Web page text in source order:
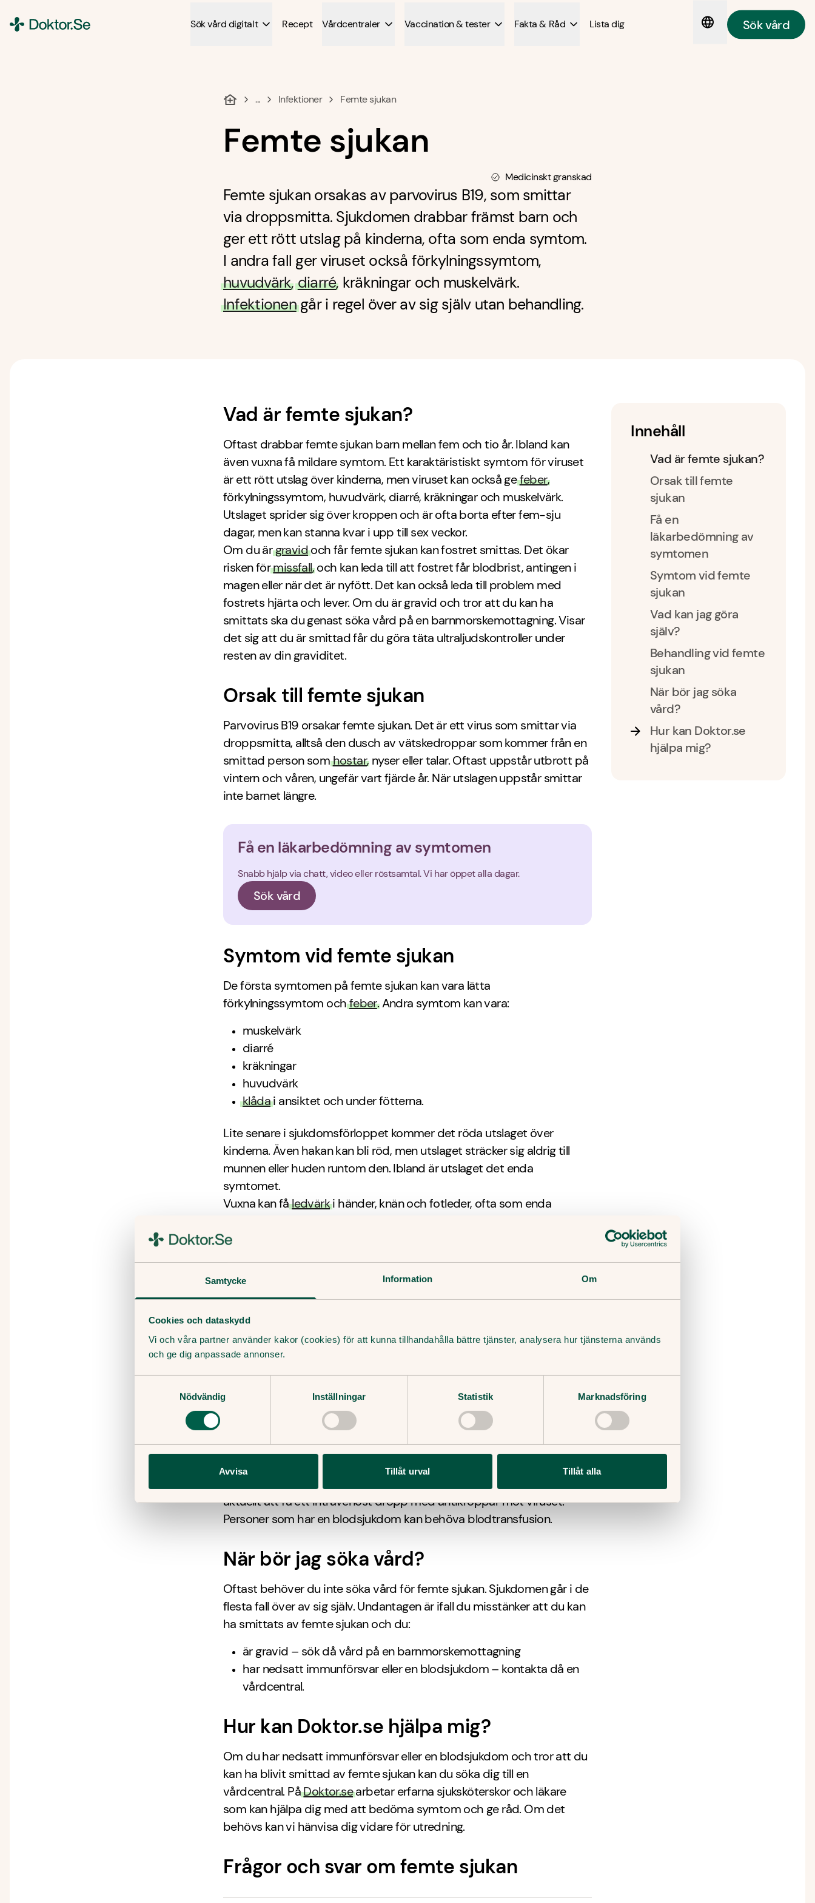
Samtycke Information Om
Cookies och dataskydd
Vi och våra partner använder kakor (cookies) för att kunna tillhandahålla bättre tjänster, analysera hur tjänsterna används
och ge dig anpassade annonser.
Nödvändig
Inställningar Statistik Marknadsföring
Avvisa Tillåt urval Tillåt alla
Sök vård digitalt Recept Vårdcentraler Vaccination & tester Fakta & Råd Lista dig Sök vård
... Infektioner Femte sjukan
Femte sjukan
Medicinskt granskad
Femte sjukan orsakas av parvovirus B19, som smittar
via droppsmitta. Sjukdomen drabbar främst barn och
ger ett rött utslag på kinderna, ofta som enda symtom.
I andra fall ger viruset också förkylningssymtom,
huvudvärk,diarré, kräkningar och muskelvärk.
Infektionengår i regel över av sig själv utan behandling.
Vad är femte sjukan?
Oftast drabbar femte sjukan barn mellan fem och tio år. Ibland kan
även vuxna få mildare symtom. Ett karaktäristiskt symtom för viruset
är ett rött utslag över kinderna, men viruset kan också gefeber,
förkylningssymtom, huvudvärk, diarré, kräkningar och muskelvärk.
Utslaget sprider sig över kroppen och är ofta borta efter fem-sju
dagar, men kan stanna kvar i upp till sex veckor.
Om du ärgravidoch får femte sjukan kan fostret smittas. Det ökar
risken förmissfall, och kan leda till att fostret får blodbrist, antingen i
magen eller när det är nyfött. Det kan också leda till problem med
fostrets hjärta och lever. Om du är gravid och tror att du kan ha
smittats ska du genast söka vård på en barnmorskemottagning. Visar
det sig att du är smittad får du göra täta ultraljudskontroller under
resten av din graviditet.
Orsak till femte sjukan
Parvovirus B19 orsakar femte sjukan. Det är ett virus som smittar via
droppsmitta, alltså den dusch av vätskedroppar som kommer från en
smittad person somhostar, nyser eller talar. Oftast uppstår utbrott på
vintern och våren, ungefär vart fjärde år. När utslagen uppstår smittar
inte barnet längre.
Få en läkarbedömning av symtomen
Snabb hjälp via chatt, video eller röstsamtal. Vi har öppet alla dagar.
Sök vård
Symtom vid femte sjukan
De första symtomen på femte sjukan kan vara lätta
förkylningssymtom ochfeber. Andra symtom kan vara:
muskelvärk
diarré
kräkningar
huvudvärk
klådai ansiktet och under fötterna.
Lite senare i sjukdomsförloppet kommer det röda utslaget över
kinderna. Även hakan kan bli röd, men utslaget sträcker sig aldrig till
munnen eller huden runtom den. Ibland är utslaget det enda
symtomet.
Vuxna kan fåledvärki händer, knän och fotleder, ofta som enda
nedsatt immunförsvar eller en blodsjukdom som sicklecellanemi kan få
Vad kan jag göra själv?
Om utslagen kliar kan du testa att badda med kallt vatten eller
kylbalsam/kylgel på utslagen. Vätskeersättning, som du också kan köpa
på apoteket, är bra om ditt barn kräks, har diarréer eller feber. Gillar
barnet inte vätskeersättningen, är det viktigt att du ser till att barnet
dricker vatten.
Behandling vid femte sjukan
Femte sjukan går vanligtvis över av sig själv och kräver i regel ingen
behandling. För personer som har nedsatt immunförsvar kan det bli
aktuellt att få ett intravenöst dropp med antikroppar mot viruset.
Personer som har en blodsjukdom kan behöva blodtransfusion.
När bör jag söka vård?
Oftast behöver du inte söka vård för femte sjukan. Sjukdomen går i de
flesta fall över av sig själv. Undantagen är ifall du misstänker att du kan
ha smittats av femte sjukan och du:
är gravid – sök då vård på en barnmorskemottagning
har nedsatt immunförsvar eller en blodsjukdom – kontakta då en
vårdcentral.
Hur kan Doktor.se hjälpa mig?
Om du har nedsatt immunförsvar eller en blodsjukdom och tror att du
kan ha blivit smittad av femte sjukan kan du söka dig till en
vårdcentral. PåDoktor.searbetar erfarna sjuksköterskor och läkare
som kan hjälpa dig med att bedöma symtom och ge råd. Om det
behövs kan vi hänvisa dig vidare för utredning.
Frågor och svar om femte sjukan
Innehåll
Vad är femte sjukan?
Orsak till femte
sjukan
Få en
läkarbedömning av
symtomen
Symtom vid femte
sjukan
Vad kan jag göra
själv?
Behandling vid femte
sjukan
När bör jag söka
vård?
Hur kan Doktor.se
hjälpa mig?